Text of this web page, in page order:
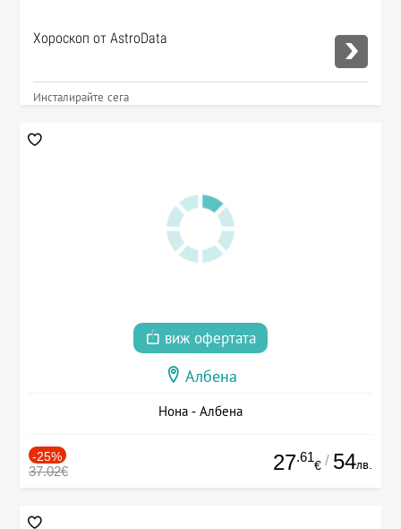
Хороскоп от AstroData
Инсталирайте сега
виж офертата
Албена
Нона - Албена
-25%
37.02€ 27.61
€ / 54лв.